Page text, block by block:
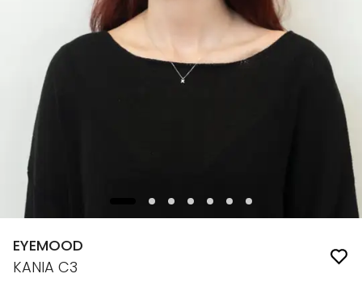
EYEMOOD
KANIA C3